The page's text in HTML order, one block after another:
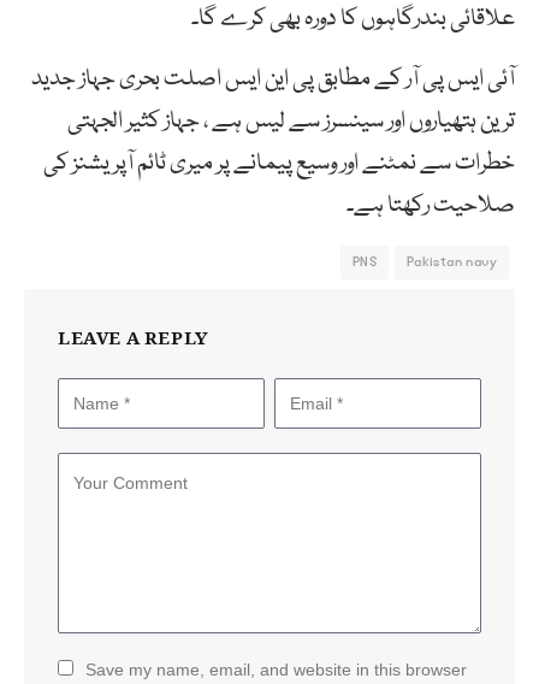
علاقائی بندرگاہوں کا دورہ بھی کرے گا۔
آئی ایس پی آر کے مطابق پی این ایس اصلت بحری جہاز جدید
ترین ہتھیاروں اور سینسرز سے لیس ہے ، جہاز کثیر الجہتی
خطرات سے نمٹنے اور وسیع پیمانے پر میری ٹائم آپریشنز کی
صلاحیت رکھتا ہے۔
Pakistan navy
PNS
LEAVE A REPLY
Save my name, email, and website in this browser